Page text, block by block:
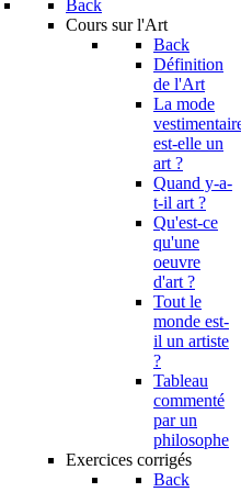
Back
Cours sur l'Art
Back
Définition
de l'Art
La mode
est-elle un
art ?
Quand y-a-
t-il art ?
Qu'est-ce
qu'une
oeuvre
d'art ?
Tout le
monde est-
il un artiste
?
Tableau
commenté
par un
philosophe
Exercices corrigés
Back